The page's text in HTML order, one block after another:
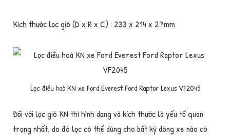
Kích thước lọc gió (D x R x C) : 233 x 214 x 27mm
Lọc điều hoà KN xe Ford Everest Ford Raptor Lexus VF2045
Đối với lọc gió KN thì hình dạng và kích thước là yếu tố quan
trọng nhất, do đó lọc có thể dùng cho bất kỳ dòng xe nào có